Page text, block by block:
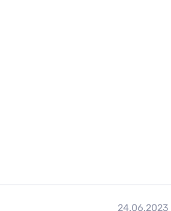
24.06.2023